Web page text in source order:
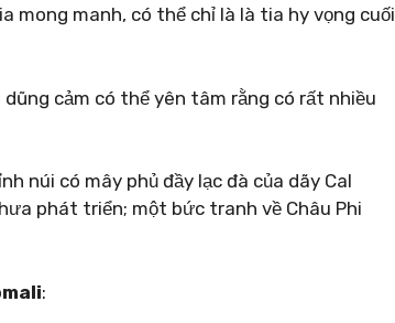
mong manh, có thể chỉ là là tia hy vọng cuối
cảm có thể yên tâm rằng có rất nhiều
núi có mây phủ đầy lạc đà của dãy Cal
phát triển; một bức tranh về Châu Phi
: